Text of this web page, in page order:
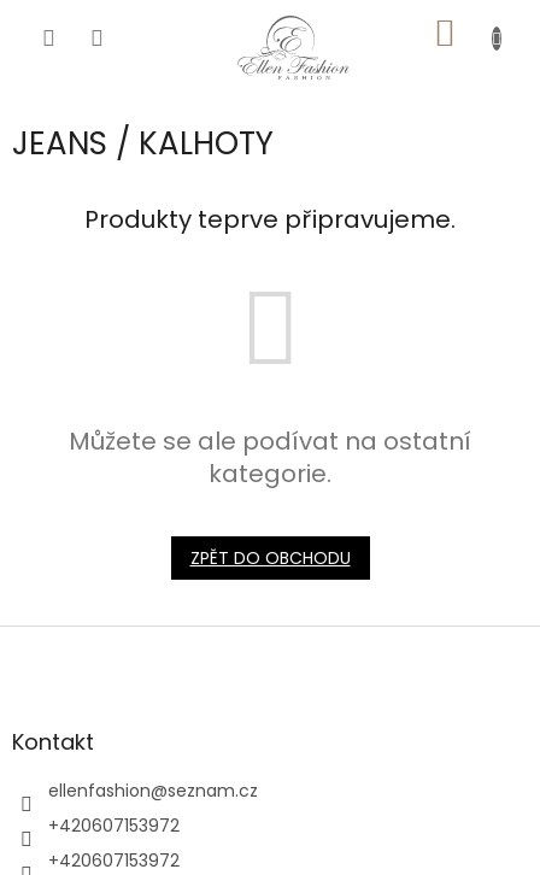
KOŠÍK
JEANS / KALHOTY
Produkty teprve připravujeme.
Můžete se ale podívat na ostatní
kategorie.
ZPĚT DO OBCHODU
Z
Kontakt
ellenfashion@seznam.cz
+420607153972
+420607153972